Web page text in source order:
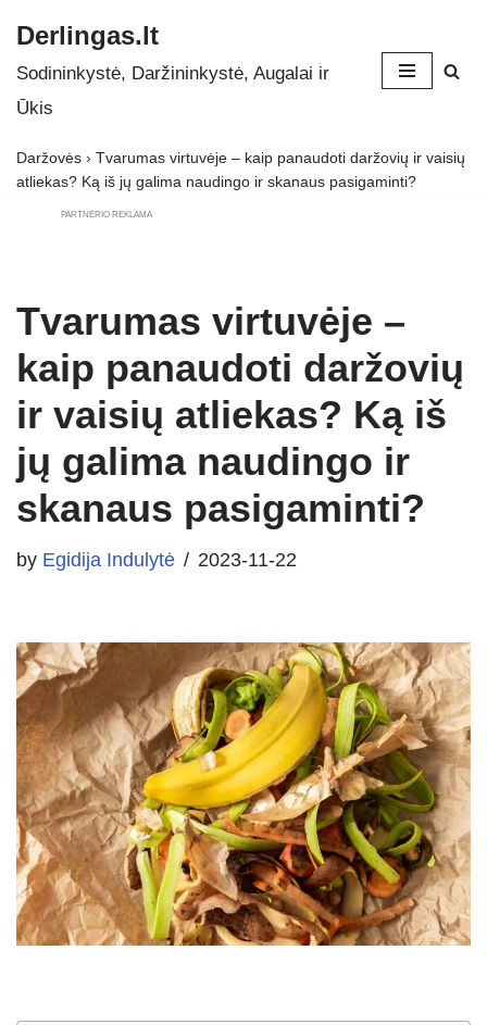
Skip
to
Derlingas.lt
Sodininkystė, Daržininkystė, Augalai ir
Ūkis
Daržovės › Tvarumas virtuvėje – kaip panaudoti daržovių ir vaisių
atliekas? Ką iš jų galima naudingo ir skanaus pasigaminti?
PARTNERIO REKLAMA
Tvarumas virtuvėje –
kaip panaudoti daržovių
ir vaisių atliekas? Ką iš
jų galima naudingo ir
skanaus pasigaminti?
by Egidija Indulytė 2023-11-22